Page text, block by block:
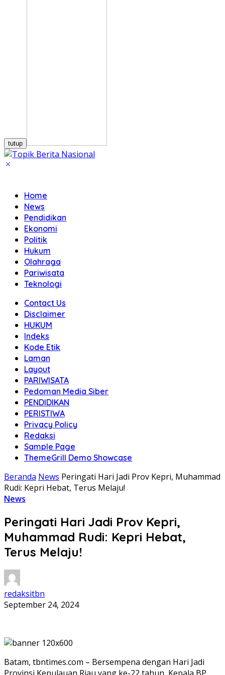
tutup
Home
News
Pendidikan
Ekonomi
Politik
Hukum
Olahraga
Pariwisata
Teknologi
Contact Us
Disclaimer
HUKUM
Indeks
Kode Etik
Laman
Layout
PARIWISATA
Pedoman Media Siber
PENDIDIKAN
PERISTIWA
Privacy Policy
Redaksi
Sample Page
ThemeGrill Demo Showcase
Beranda News Peringati Hari Jadi Prov Kepri, Muhammad
Rudi: Kepri Hebat, Terus Melaju!
News
Peringati Hari Jadi Prov Kepri,
Muhammad Rudi: Kepri Hebat,
Terus Melaju!
redaksitbn
September 24, 2024
Batam, tbntimes.com – Bersempena dengan Hari Jadi